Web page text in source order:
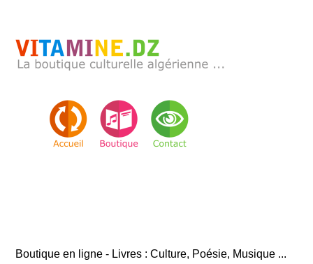
Boutique en ligne - Livres : Culture, Poésie, Musique ...